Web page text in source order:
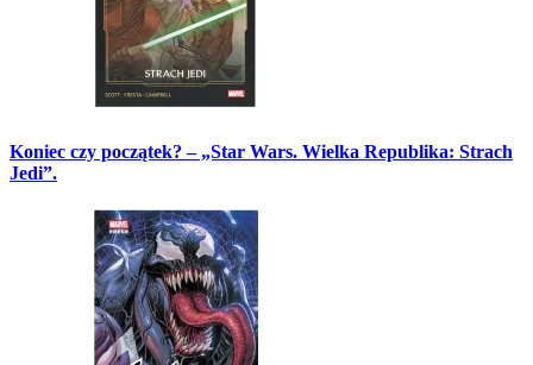
Koniec czy początek? – „Star Wars. Wielka Republika: Strach
Jedi”.